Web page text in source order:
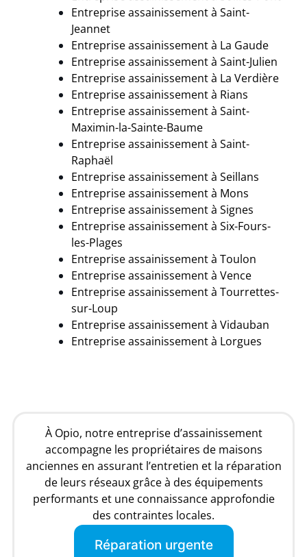
Entreprise assainissement à Saint-
Jeannet
Entreprise assainissement à La Gaude
Entreprise assainissement à Saint-Julien
Entreprise assainissement à La Verdière
Entreprise assainissement à Rians
Entreprise assainissement à Saint-
Maximin-la-Sainte-Baume
Entreprise assainissement à Saint-
Raphaël
Entreprise assainissement à Seillans
Entreprise assainissement à Mons
Entreprise assainissement à Signes
Entreprise assainissement à Six-Fours-
les-Plages
Entreprise assainissement à Toulon
Entreprise assainissement à Vence
Entreprise assainissement à Tourrettes-
sur-Loup
Entreprise assainissement à Vidauban
Entreprise assainissement à Lorgues
À Opio, notre entreprise d’assainissement
accompagne les propriétaires de maisons
anciennes en assurant l’entretien et la réparation
de leurs réseaux grâce à des équipements
performants et une connaissance approfondie
des contraintes locales.
Réparation urgente